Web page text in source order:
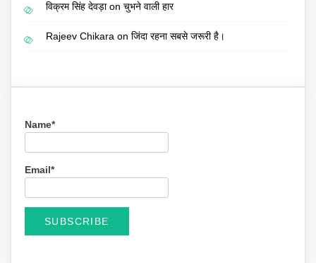
विक्रम सिंह देवड़ाon चुभने वाली हार
Rajeev Chikara on जिंदा रहना सबसे जरूरी है।
Name*
Email*